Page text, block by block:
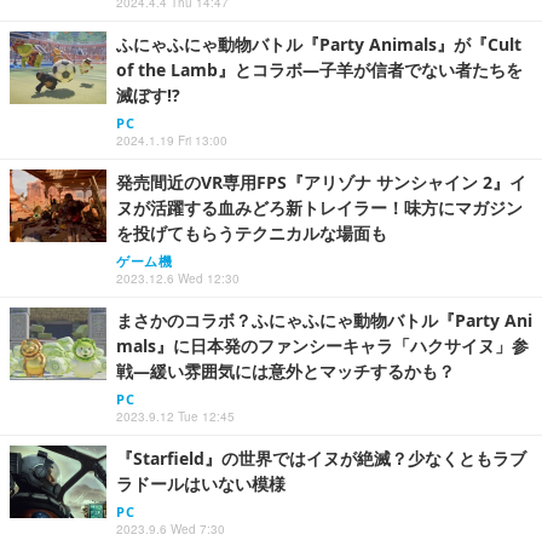
ふにゃふにゃ動物バトル『Party Animals』が『Cult
of the Lamb』とコラボ―子羊が信者でない者たちを
滅ぼす!?
PC
2024.1.19 Fri 13:00
発売間近のVR専用FPS『アリゾナ サンシャイン 2』イ
ヌが活躍する血みどろ新トレイラー！味方にマガジン
を投げてもらうテクニカルな場面も
ゲーム機
2023.12.6 Wed 12:30
まさかのコラボ？ふにゃふにゃ動物バトル『Party Ani
mals』に日本発のファンシーキャラ「ハクサイヌ」参
戦―緩い雰囲気には意外とマッチするかも？
PC
2023.9.12 Tue 12:45
『Starfield』の世界ではイヌが絶滅？少なくともラブ
ラドールはいない模様
PC
2023.9.6 Wed 7:30